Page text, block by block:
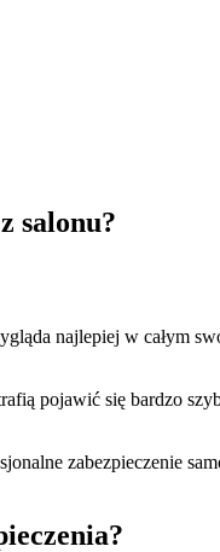
salonu?
najlepiej w całym
pojawić się bardzo
zabezpieczenie